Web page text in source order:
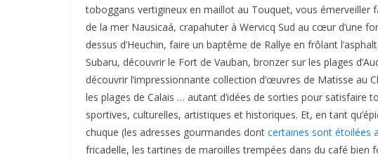
toboggans vertigineux en maillot au Touquet, vous émerveiller
de la mer Nausicaá, crapahuter à Wervicq Sud au cœur d’une
dessus d’Heuchin, faire un baptême de Rallye en frôlant
Subaru, découvrir le Fort de Vauban, bronzer sur les plages
découvrir l’impressionnante collection d’œuvres de Matisse au
les plages de Calais … autant d’idées de sorties pour satisfaire
sportives, culturelles, artistiques et historiques. Et, en tant
chuque (les adresses gourmandes dont certaines sont étoilées
fricadelle, les tartines de maroilles trempées dans du café bien